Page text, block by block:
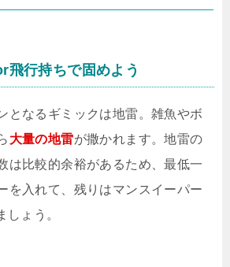
飛行持ちで固めよう
となるギミックは地雷。雑魚やボ
大量の地雷が撒かれます。地雷の
は比較的余裕があるため、最低一
を入れて、残りはマンスイーパー
しょう。